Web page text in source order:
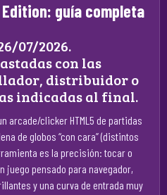
guía completa
07/2026.
con las
distribuidor o
indicadas al final.
arcade/clicker HTML5 de partidas
de globos “con cara” (distintos
es la precisión: tocar o
juego pensado para navegador,
y una curva de entrada muy